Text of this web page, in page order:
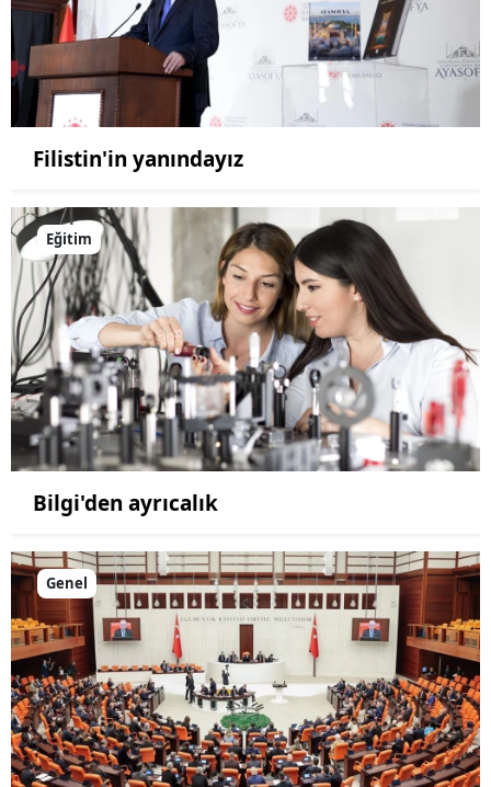
Filistin'in yanındayız
Eğitim
Bilgi'den ayrıcalık
Genel